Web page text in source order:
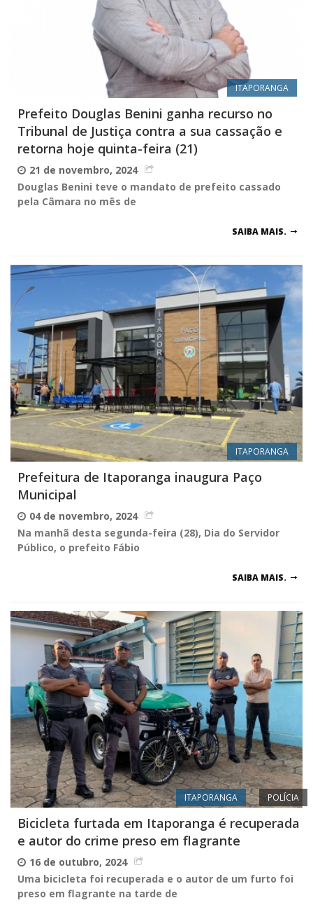
ITAPORANGA
Prefeito Douglas Benini ganha recurso no
Tribunal de Justiça contra a sua cassação e
retorna hoje quinta-feira (21)
21 de novembro, 2024
Douglas Benini teve o mandato de prefeito cassado
pela Câmara no mês de
SAIBA MAIS.
ITAPORANGA
Prefeitura de Itaporanga inaugura Paço
Municipal
04 de novembro, 2024
Na manhã desta segunda-feira (28), Dia do Servidor
Público, o prefeito Fábio
SAIBA MAIS.
ITAPORANGA POLÍCIA
Bicicleta furtada em Itaporanga é recuperada
e autor do crime preso em flagrante
16 de outubro, 2024
Uma bicicleta foi recuperada e o autor de um furto foi
preso em flagrante na tarde de